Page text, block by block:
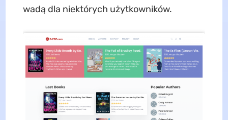
wadą dla niektórych użytkowników.